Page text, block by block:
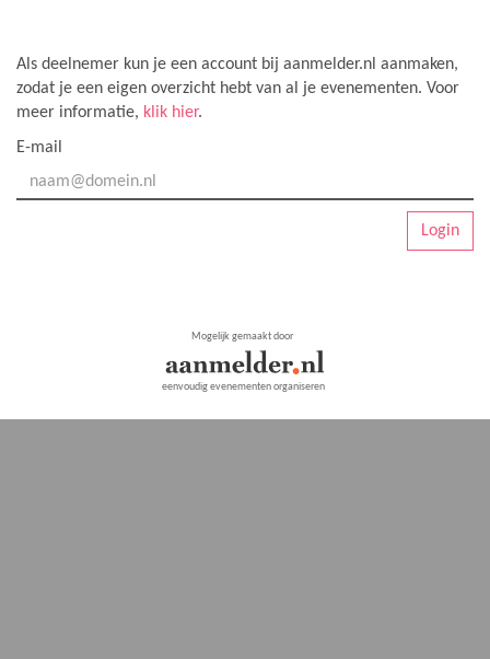
Als deelnemer kun je een account bij aanmelder.nl aanmaken,
zodat je een eigen overzicht hebt van al je evenementen. Voor
meer informatie, klik hier.
E-mail
Login
Mogelijk gemaakt door
eenvoudig evenementen organiseren